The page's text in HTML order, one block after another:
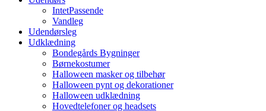
IntetPassende
Vandleg
Udendørsleg
Udklædning
Bondegårds Bygninger
Børnekostumer
Halloween masker og tilbehør
Halloween pynt og dekorationer
Halloween udklædning
Hovedtelefoner og headsets